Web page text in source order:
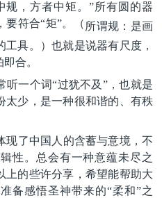
规，方者中矩。”所有圆的器
要符合“矩”。（ 所谓规： 是画
工具。）也就是说器有尺度，
合。
听一个词“过犹不及 ”，也就是
太少，是一种很和谐的、有秩
现了中国人的含蓄与意境，不
性。总会有一种意蕴未尽之
上的些许分享，希望能帮助大
备感悟圣神带来的“柔和”之